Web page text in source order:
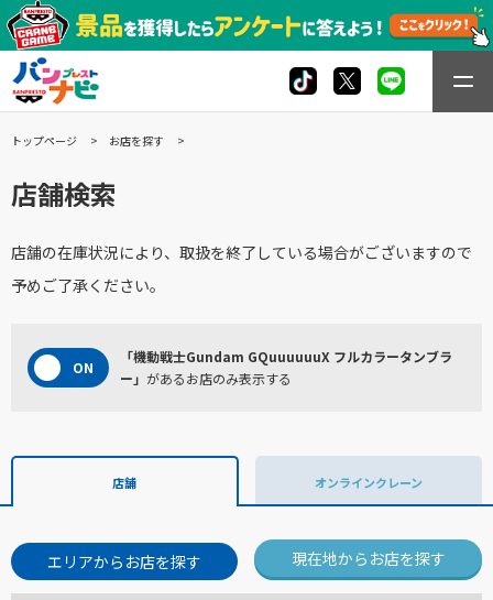
トップページ お店を探す
店舗検索
店舗の在庫状況により、取扱を終了している場合がございますので
予めご了承ください。
「機動戦士Gundam GQuuuuuuX フルカラータンブラ
ー」 があるお店のみ表示する
店舗 オンラインクレーン
エリアからお店を探す 現在地からお店を探す